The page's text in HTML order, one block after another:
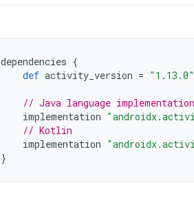
dependencies {
def activity_version = "1.13.0"
// Java language implementation
implementation
// Kotlin
implementation
}